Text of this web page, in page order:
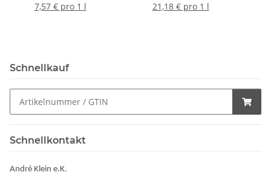
7,57 € pro 1 l
21,18 € pro 1 l
Schnellkauf
Schnellkontakt
André Klein e.K.